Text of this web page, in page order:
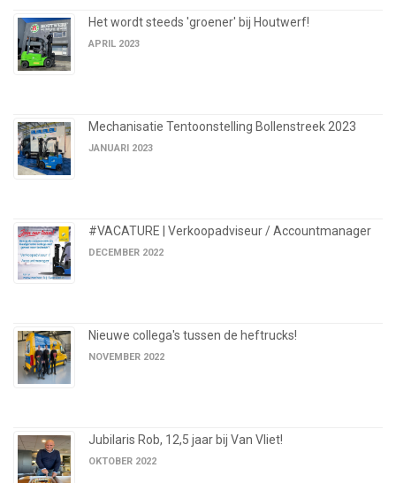
Het wordt steeds 'groener' bij Houtwerf!
APRIL 2023
Mechanisatie Tentoonstelling Bollenstreek 2023
JANUARI 2023
#VACATURE | Verkoopadviseur / Accountmanager
DECEMBER 2022
Nieuwe collega's tussen de heftrucks!
NOVEMBER 2022
Jubilaris Rob, 12,5 jaar bij Van Vliet!
OKTOBER 2022